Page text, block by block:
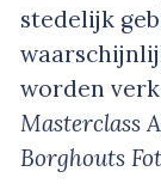
stedelijk
worden
Masterclass
Borghouts